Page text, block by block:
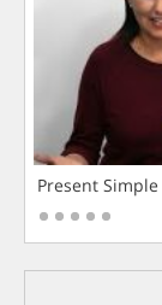
Present